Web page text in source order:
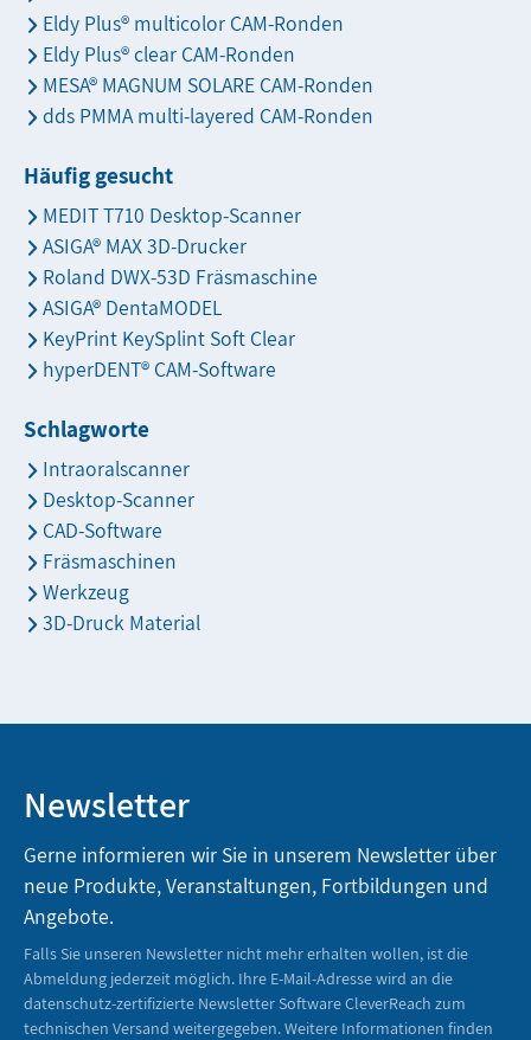
Eldy Plus® multicolor CAM-Ronden
Eldy Plus® clear CAM-Ronden
MESA® MAGNUM SOLARE CAM-Ronden
dds PMMA multi-layered CAM-Ronden
Häufig gesucht
MEDIT T710 Desktop-Scanner
ASIGA® MAX 3D-Drucker
Roland DWX-53D Fräsmaschine
ASIGA® DentaMODEL
KeyPrint KeySplint Soft Clear
hyperDENT® CAM-Software
Schlagworte
Intraoralscanner
Desktop-Scanner
CAD-Software
Fräsmaschinen
Werkzeug
3D-Druck Material
Newsletter
Gerne informieren wir Sie in unserem Newsletter über
neue Produkte, Veranstaltungen, Fortbildungen und
Angebote.
Falls Sie unseren Newsletter nicht mehr erhalten wollen, ist die
Abmeldung jederzeit möglich. Ihre E-Mail-Adresse wird an die
datenschutz-zertifizierte Newsletter Software CleverReach zum
technischen Versand weitergegeben. Weitere Informationen finden